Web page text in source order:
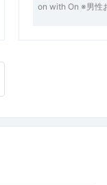
on with On ※男性